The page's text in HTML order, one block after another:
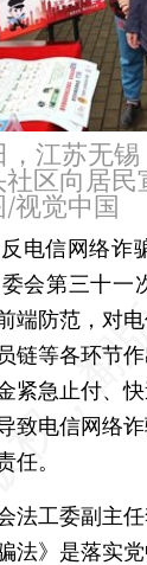
江苏无
区向居
视觉中国
反电信网络
会第三十一
端防范，对
链等各环节
紧急止付、
致电信网络
任。
工委副主任
法》是落实